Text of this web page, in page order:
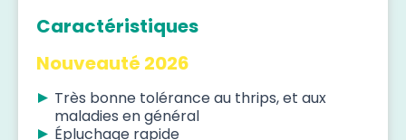
Caractéristiques
Nouveauté 2026
Très bonne tolérance au thrips, et aux
maladies en général
Épluchage rapide